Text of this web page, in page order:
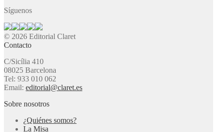
Síguenos
© 2026 Editorial Claret
Contacto
C/Sicília 410
08025 Barcelona
Tel: 933 010 062
Email: editorial@claret.es
Sobre nosotros
¿Quiénes somos?
La Misa